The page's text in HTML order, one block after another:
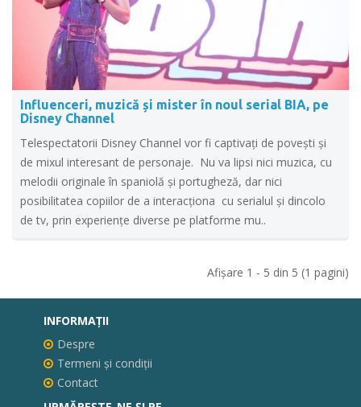
Influenceri, muzică și mister în noul serial BIA, pe
Disney Channel
Telespectatorii Disney Channel vor fi captivați de povești și
de mixul interesant de personaje. Nu va lipsi nici muzica, cu
melodii originale în spaniolă și portugheză, dar nici
posibilitatea copiilor de a interacționa cu serialul și dincolo
de tv, prin experiențe diverse pe platforme mu..
Afişare 1 - 5 din 5 (1 pagini)
INFORMAŢII
Despre
Termeni și condiții
Contact